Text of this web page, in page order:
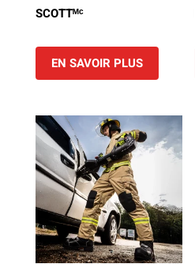
SCOTTᴹᶜ
EN SAVOIR PLUS